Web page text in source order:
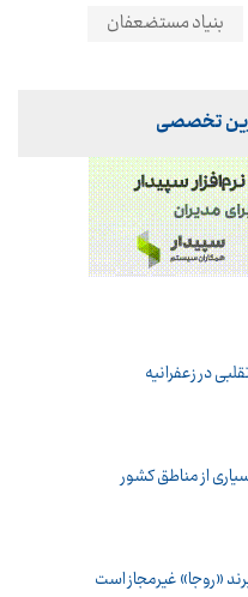
بنیاد مستضعفان
تخصصی
در زعفرانیه
از مناطق کشور
«روجا» غیرمجاز است